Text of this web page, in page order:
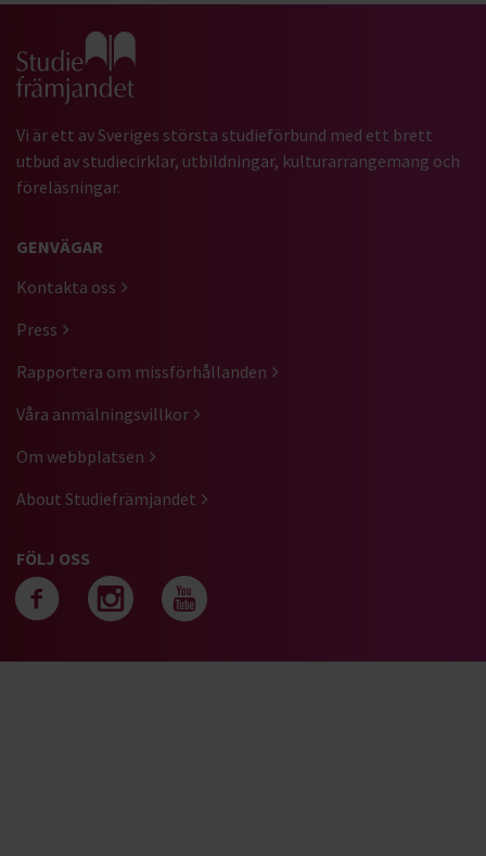
Gå till studiefrämjandets startsida
Vi är ett av Sveriges största studieförbund med ett brett
utbud av studiecirklar, utbildningar, kulturarrangemang och
föreläsningar.
GENVÄGAR
Kontakta oss
Press
Rapportera om missförhållanden
Våra anmälningsvillkor
Om webbplatsen
About Studiefrämjandet
FÖLJ OSS
Följ oss på facebook
Följ oss på
Följ oss på